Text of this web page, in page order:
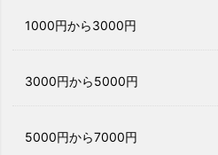
1000円から3000円
3000円から5000円
5000円から7000円